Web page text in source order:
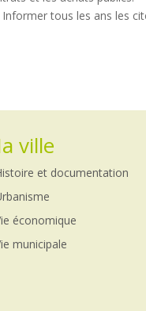
Informer tous les ans les
ville
et documentation
économique
municipale